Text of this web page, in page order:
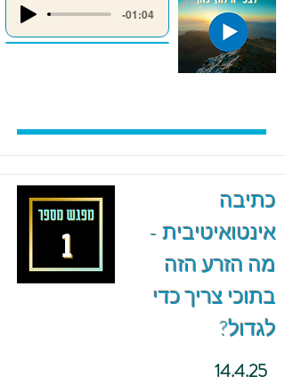
-01:04
כתיבה
אינטואיטיבית -
מה הזרע הזה
בתוכי צריך כדי
לגדול?
14.4.25